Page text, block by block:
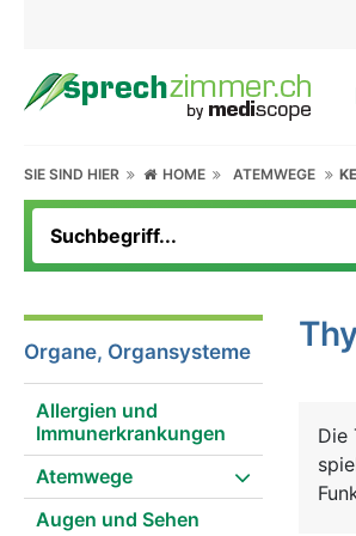
SIE SIND HIER HOME ATEMWEGE
Organe, Organsysteme
Allergien und
Immunerkrankungen
Atemwege
Augen und Sehen
Die